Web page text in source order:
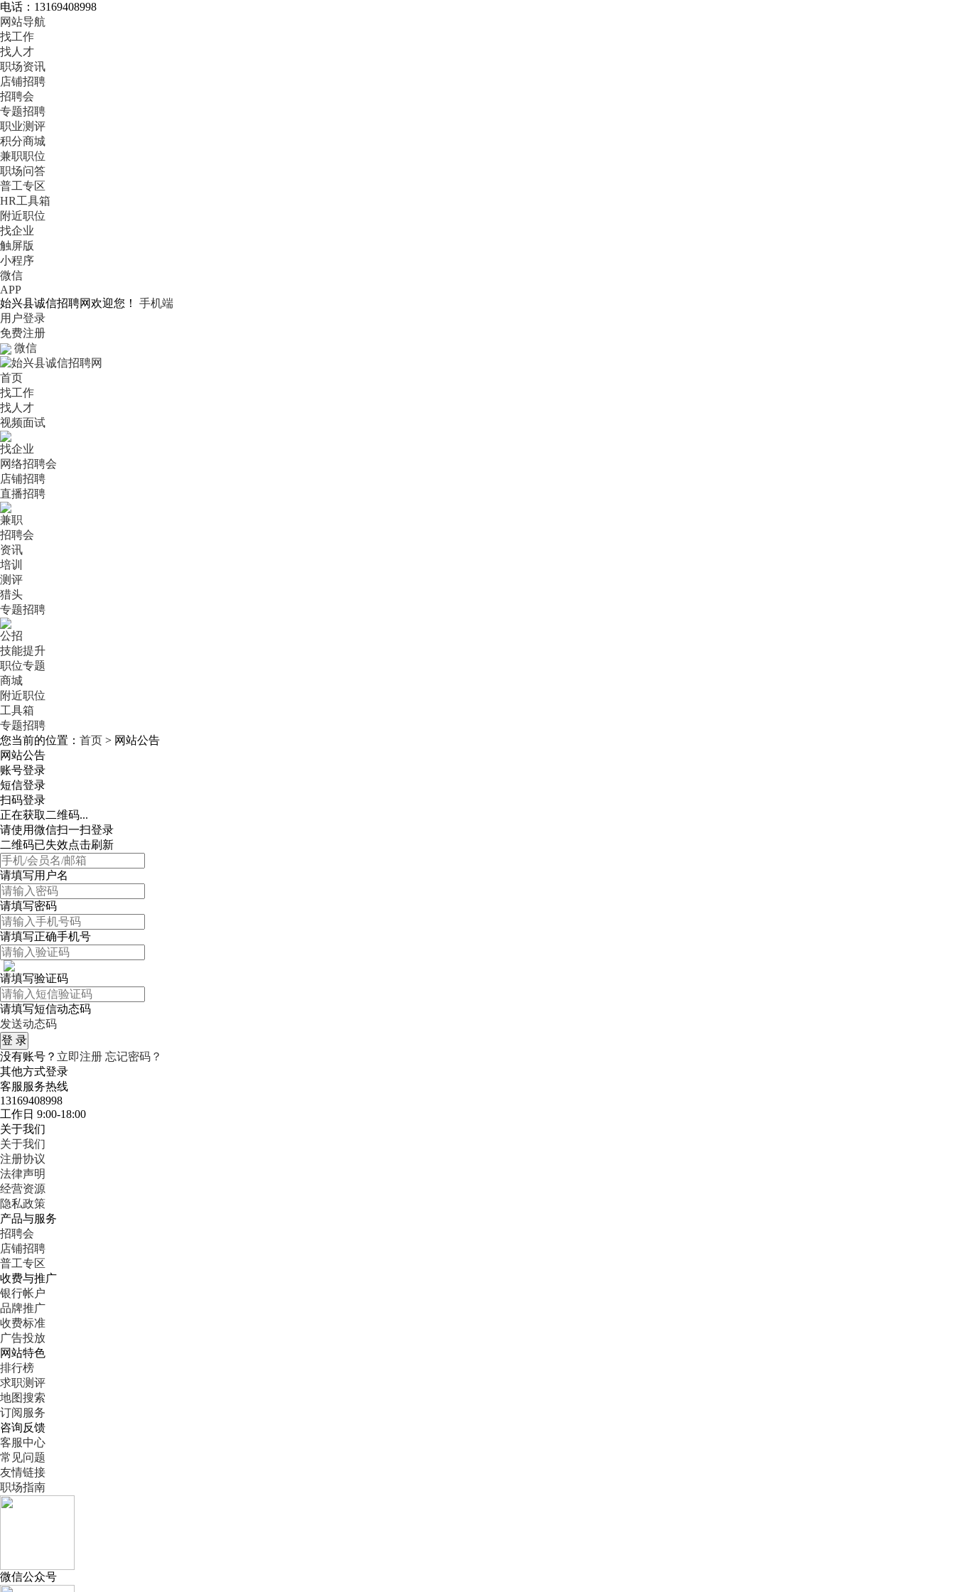
电话：13169408998
网站导航
找工作
找人才
职场资讯
店铺招聘
招聘会
专题招聘
职业测评
积分商城
兼职职位
职场问答
普工专区
HR工具箱
附近职位
找企业
触屏版
小程序
微信
APP
始兴县诚信招聘网欢迎您！
手机端
用户登录
免费注册
微信
首页
找工作
找人才
视频面试
找企业
网络招聘会
店铺招聘
直播招聘
兼职
招聘会
资讯
培训
测评
猎头
专题招聘
公招
技能提升
职位专题
商城
附近职位
工具箱
专题招聘
您当前的位置： 首页 > 网站公告
网站公告
账号登录
短信登录
扫码登录
正在获取二维码...
请使用微信扫一扫登录
二维码已失效点击刷新
请填写用户名
请填写密码
请填写正确手机号
请填写验证码
请填写短信动态码
发送动态码
没有账号？ 立即注册 忘记密码？
其他方式登录
客服服务热线
13169408998
工作日 9:00-18:00
关于我们
关于我们
注册协议
法律声明
经营资源
隐私政策
产品与服务
招聘会
店铺招聘
普工专区
收费与推广
银行帐户
品牌推广
收费标准
广告投放
网站特色
排行榜
求职测评
地图搜索
订阅服务
咨询反馈
客服中心
常见问题
友情链接
职场指南
微信公众号